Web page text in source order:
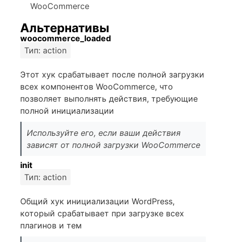
WooCommerce
Альтернативы
woocommerce_loaded
Тип: action
Этот хук срабатывает после полной загрузки
всех компонентов WooCommerce, что
позволяет выполнять действия, требующие
полной инициализации
Используйте его, если ваши действия
зависят от полной загрузки WooCommerce
init
Тип: action
Общий хук инициализации WordPress,
который срабатывает при загрузке всех
плагинов и тем